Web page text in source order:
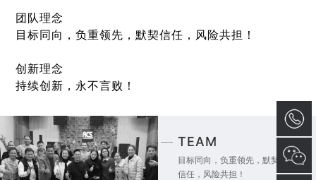
团队理念
目标同向，负重领先，默契信任，风险共担！
创新理念
持续创新，永不言败！
TEAM
目标同向，负重领先，默契
信任，风险共担！